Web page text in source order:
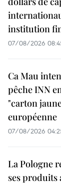
institution
07/08/2026
Ca Mau
pêche INN
"carton
européenne
07/08/2026
La Pologne
ses produits